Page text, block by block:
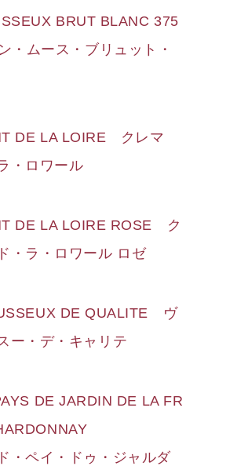
BRUT BLANC 375
ムース・ブリュット・
DE LA LOIRE クレマ
・ロワール
DE LA LOIRE ROSE ク
・ラ・ロワール ロゼ
DE QUALITE ヴ
ー・デ・キャリテ
DE JARDIN DE LA FR
・ペイ・ドゥ・ジャルダ